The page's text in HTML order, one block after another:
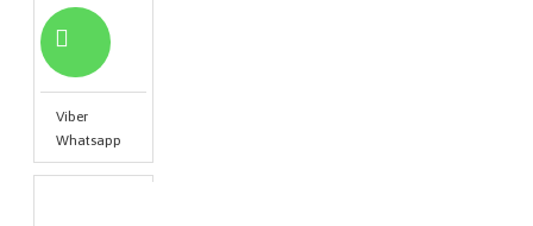
Viber
Whatsapp